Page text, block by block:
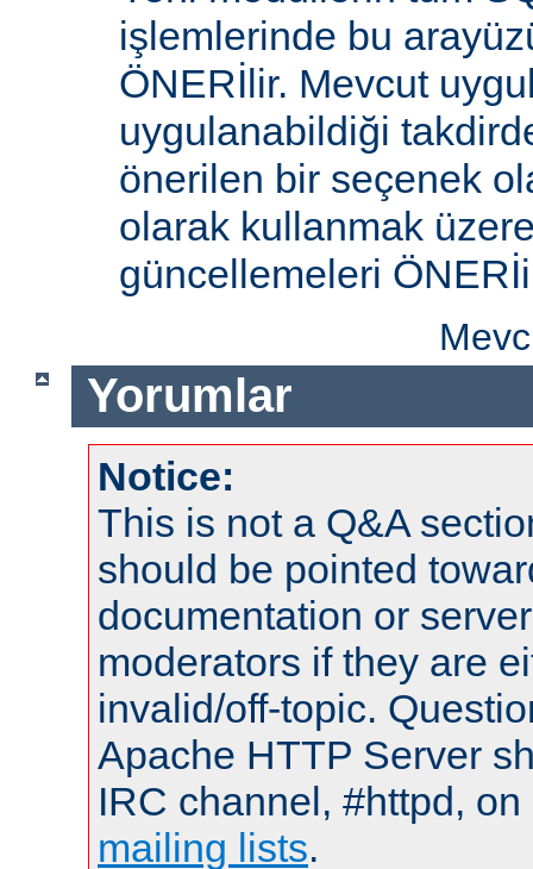
işlemlerinde bu
ÖNERİlir. Mevcut
uygulanabildiği
önerilen bir seçenek
olarak kullanmak
güncellemeleri
Yorumlar
Notice:
This is not a Q&A
should be pointed
documentation or
moderators if they are
invalid/off-topic.
Apache HTTP Server
IRC channel, #httpd,
mailing lists.